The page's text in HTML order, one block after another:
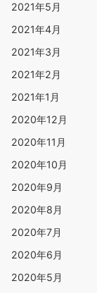
2021年5月
2021年4月
2021年3月
2021年2月
2021年1月
2020年12月
2020年11月
2020年10月
2020年9月
2020年8月
2020年7月
2020年6月
2020年5月